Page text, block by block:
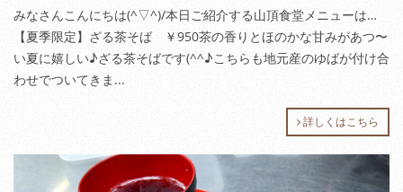
みなさんこんにちは(^▽^)/本日ご紹介する山頂食堂メニューは…
【夏季限定】ざる茶そば ￥950茶の香りとほのかな甘みがあつ〜
い夏に嬉しい♪ざる茶そばです(^^♪こちらも地元産のゆばが付け合
わせでついてきま...
詳しくはこちら